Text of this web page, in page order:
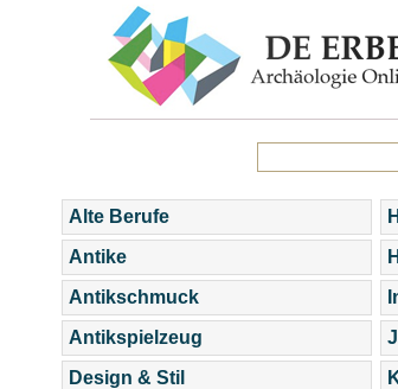
Alte Berufe
Antike
Antikschmuck
Antikspielzeug
Design & Stil